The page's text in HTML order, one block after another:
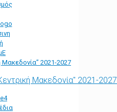
2021-2027
Μακεδονία" 2021-2027